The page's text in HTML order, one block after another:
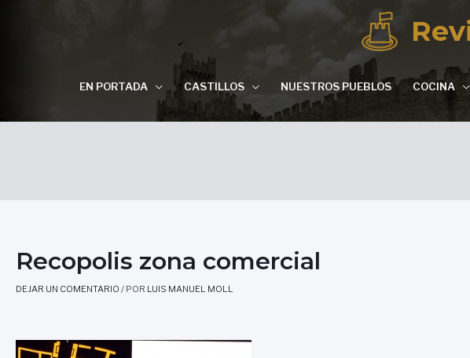
EN PORTADA CASTILLOS NUESTROS PUEBLOS COCINA
Recopolis zona comercial
DEJAR UN COMENTARIO / POR LUIS MANUEL MOLL